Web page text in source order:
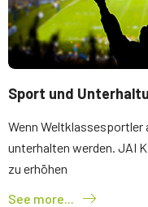
Sport und
Wenn
unterhalten werden. JAI
zu erhöhen
See more...